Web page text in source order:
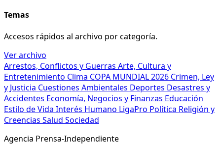
Temas
Accesos rápidos al archivo por categoría.
Ver archivo
Arrestos, Conflictos y Guerras Arte, Cultura y
Entretenimiento Clima COPA MUNDIAL 2026 Crimen, Ley
y Justicia Cuestiones Ambientales Deportes Desastres y
Accidentes Economía, Negocios y Finanzas Educación
Estilo de Vida Interés Humano LigaPro Política Religión y
Creencias Salud Sociedad
Agencia Prensa-Independiente